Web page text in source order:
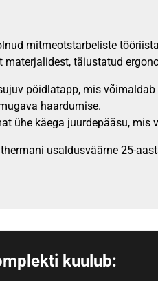
mitmeotstarbeliste
täiustatud
pöidlatapp, mis
haardumise.
ühe käega juurdepääsu,
usaldusväärne 25-
kuulub: